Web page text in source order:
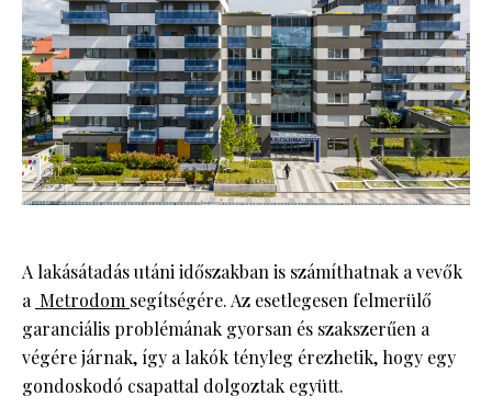
A lakásátadás utáni időszakban is számíthatnak a vevők
a Metrodom segítségére. Az esetlegesen felmerülő
garanciális problémának gyorsan és szakszerűen a
végére járnak, így a lakók tényleg érezhetik, hogy egy
gondoskodó csapattal dolgoztak együtt.